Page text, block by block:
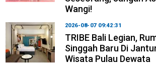
Wangi!
2026-08-07 09:42:31
TRIBE Bali Legian,
Singgah Baru Di
Wisata Pulau Dewata